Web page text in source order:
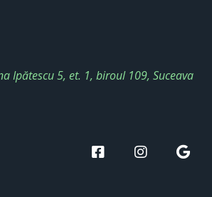
Ipătescu 5, et. 1, biroul 109, Suceava